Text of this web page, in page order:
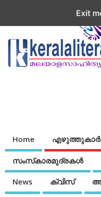
Home എഴുത്തുകാര്‍
സംസ്‌കാരമുദ്രകള്‍
News ക്വിസ്
Exit